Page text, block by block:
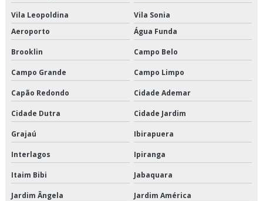
Instalação de elevadores em sp
Instalação de elevadores preço
Instalação de elevadores prediais
Legislação elevadores sp
Legislação para elevadores
Limpeza de elevadores
Loja de peças de elevadores
Vila Leopoldina
Vila Sonia
Aeroporto
Água Funda
Brooklin Campo Belo
Campo Grande Campo Limpo
Capão Redondo Cidade Ademar
Cidade Dutra Cidade Jardim
Grajaú Ibirapuera
Interlagos Ipiranga
Itaim Bibi Jabaquara
Jardim Ângela Jardim América